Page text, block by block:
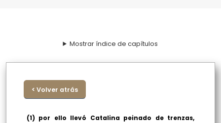
Mostrar índice de capítulos
< Volver atrás
(1) por ello llevó Catalina peinado de trenzas,